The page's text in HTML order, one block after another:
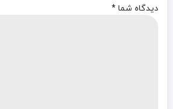
دیدگاه شما *